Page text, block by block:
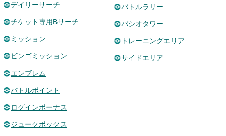
デイリーサーチ
チケット専用Bサーチ
ミッション
ビンゴミッション
エンブレム
バトルポイント
ログインボーナス
ジュークボックス
バトルラリー
パシオタワー
トレーニングエリア
サイドエリア